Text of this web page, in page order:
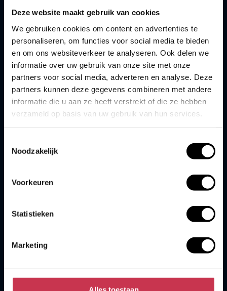
Deze website maakt gebruik van cookies
We gebruiken cookies om content en advertenties te
personaliseren, om functies voor social media te bieden
en om ons websiteverkeer te analyseren. Ook delen we
informatie over uw gebruik van onze site met onze
partners voor social media, adverteren en analyse. Deze
partners kunnen deze gegevens combineren met andere
informatie die u aan ze heeft verstrekt of die ze hebben
verzameld op basis van uw gebruik van hun services.
Noodzakelijk
Voorkeuren
Statistieken
Marketing
2600 AG Delft
015 – 27 80 111
hello.nl@kalibra.nl
Bezoek­adres
Hoofdkantoor
Delftechpark 19
2628 XJ Delft
Exportweg 3,
E-mail Meetkamer
27228702
NL800189711B01
IBAN
NL69ABNA0400904780